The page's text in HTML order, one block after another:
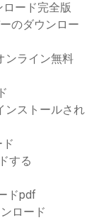
ード完全版
のダウンロー
ンライン無料
ンストールされ
する
ドpdf
ロード